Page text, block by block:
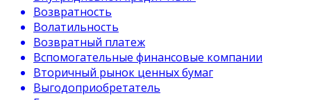
Возвратность
Волатильность
Возвратный платеж
Вспомогательные финансовые компании
Вторичный рынок ценных бумаг
Выгодоприобретатель